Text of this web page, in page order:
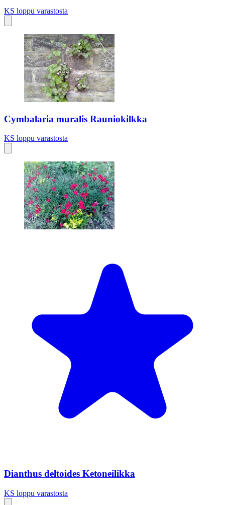
KS loppu varastosta
Cymbalaria muralis Rauniokilkka
KS loppu varastosta
Dianthus deltoides Ketoneilikka
KS loppu varastosta